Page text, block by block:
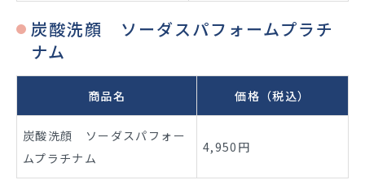
炭酸洗顔 ソーダスパフォームプラチ
ナム
商品名 価格（税込）
炭酸洗顔 ソーダスパフォー
ムプラチナム
4,950円